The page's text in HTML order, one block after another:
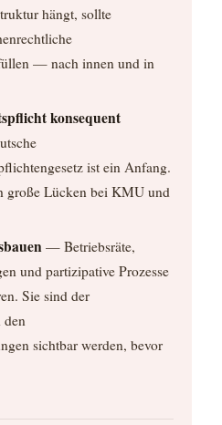
hängt, sollte
— nach innen und in
konsequent
ist ein Anfang.
große Lücken bei KMU und
— Betriebsräte,
und partizipative Prozesse
Sie sind der
den
sichtbar werden, bevor